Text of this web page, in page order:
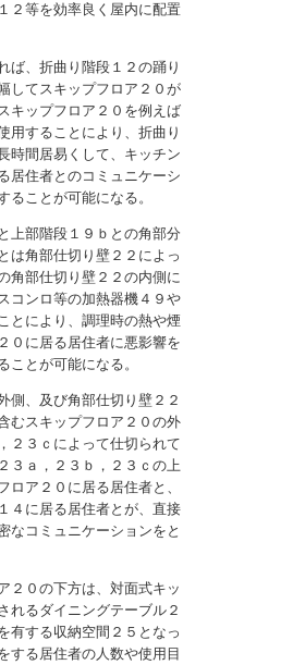
２等を効率良く屋内に配置
ば、折曲り階段１２の踊り
してスキップフロア２０が
キップフロア２０を例えば
用することにより、折曲り
時間居易くして、キッチン
居住者とのコミュニケーシ
ることが可能になる。
上部階段１９ｂとの角部分
は角部仕切り壁２２によっ
角部仕切り壁２２の内側に
コンロ等の加熱器機４９や
とにより、調理時の熱や煙
０に居る居住者に悪影響を
ことが可能になる。
側、及び角部仕切り壁２２
むスキップフロア２０の外
２３ｃによって仕切られて
３ａ，２３ｂ，２３ｃの上
ロア２０に居る居住者と、
４に居る居住者とが、直接
なコミュニケーションをと
２０の下方は、対面式キッ
れるダイニングテーブル２
有する収納空間２５となっ
する居住者の人数や使用目